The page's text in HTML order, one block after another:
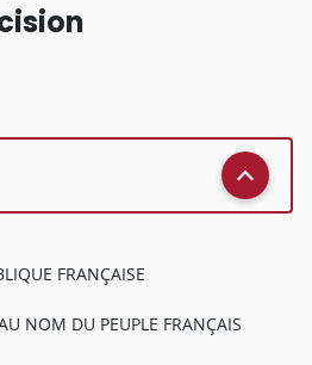
FRANÇAISE
NOM DU PEUPLE FRANÇAIS